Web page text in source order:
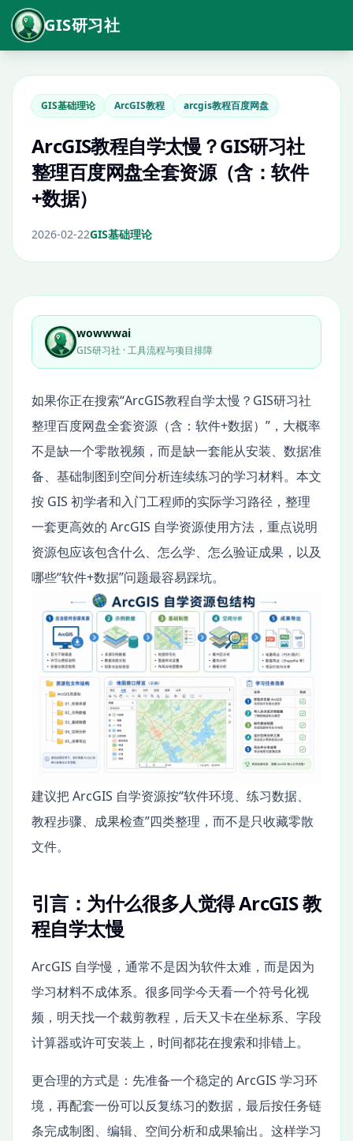
GIS研习社
GIS基础理论 ArcGIS教程 arcgis教程百度网盘
ArcGIS教程自学太慢？GIS研习社
整理百度网盘全套资源（含：软件
+数据）
2026-02-22GIS基础理论
wowwwai
GIS研习社 · 工具流程与项目排障
如果你正在搜索“ArcGIS教程自学太慢？GIS研习社
整理百度网盘全套资源（含：软件+数据）”，大概率
不是缺一个零散视频，而是缺一套能从安装、数据准
备、基础制图到空间分析连续练习的学习材料。本文
按 GIS 初学者和入门工程师的实际学习路径，整理
一套更高效的 ArcGIS 自学资源使用方法，重点说明
资源包应该包含什么、怎么学、怎么验证成果，以及
哪些“软件+数据”问题最容易踩坑。
建议把 ArcGIS 自学资源按“软件环境、练习数据、
教程步骤、成果检查”四类整理，而不是只收藏零散
文件。
引言：为什么很多人觉得 ArcGIS 教
程自学太慢
ArcGIS 自学慢，通常不是因为软件太难，而是因为
学习材料不成体系。很多同学今天看一个符号化视
频，明天找一个裁剪教程，后天又卡在坐标系、字段
计算器或许可安装上，时间都花在搜索和排错上。
更合理的方式是：先准备一个稳定的 ArcGIS 学习环
境，再配套一份可以反复练习的数据，最后按任务链
条完成制图、编辑、空间分析和成果输出。这样学习